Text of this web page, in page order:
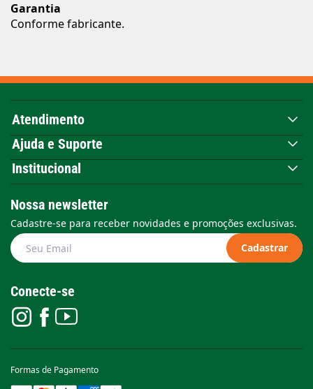
Garantia
Conforme fabricante.
Atendimento
Ajuda e Suporte
Institucional
Nossa newsletter
Cadastre-se para receber novidades e promoções exclusivas.
Cadastrar
Conecte-se
Formas de Pagamento